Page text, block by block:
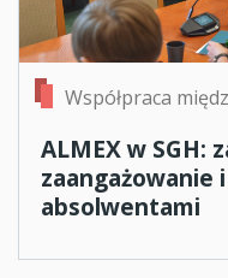
Współpraca
ALMEX w SGH:
absolwentami